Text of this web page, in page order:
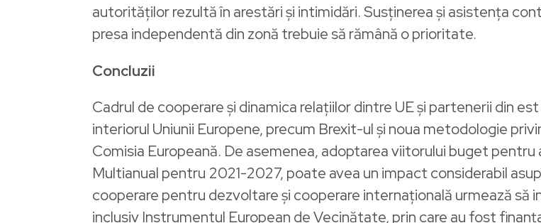
autorităților rezultă în arestări și intimidări. Susținerea și asistența
presa independentă din zonă trebuie să rămână o prioritate.
Concluzii
Cadrul de cooperare și dinamica relațiilor dintre UE și partenerii din
interiorul Uniunii Europene, precum Brexit-ul și noua metodologie
Comisia Europeană. De asemenea, adoptarea viitorului buget pentru
Multianual pentru 2021-2027, poate avea un impact considerabil
cooperare pentru dezvoltare și cooperare internațională urmează
inclusiv Instrumentul European de Vecinătate, prin care au fost